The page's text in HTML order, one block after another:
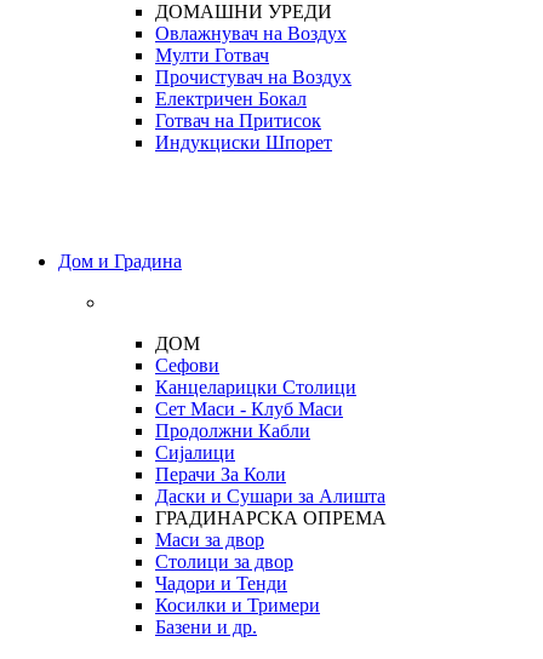
ДОМАШНИ УРЕДИ
Овлажнувач на Воздух
Мулти Готвач
Прочистувач на Воздух
Електричен Бокал
Готвач на Притисок
Индукциски Шпорет
Дом и Градина
ДОМ
Сефови
Канцеларицки Столици
Сет Маси - Клуб Маси
Продолжни Кабли
Сијалици
Перачи За Коли
Даски и Сушари за Алишта
ГРАДИНАРСКА ОПРЕМА
Маси за двор
Столици за двор
Чадори и Тенди
Косилки и Тримери
Базени и др.